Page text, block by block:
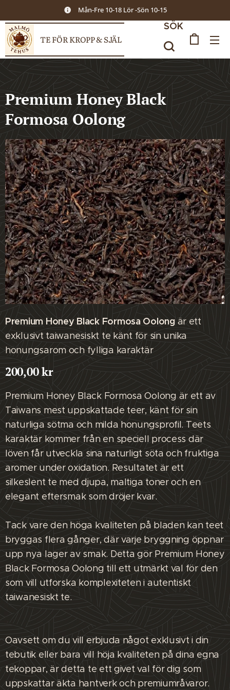
Mån-Fre 10-18 Lör -Sön 10-15
TE FÖR KROPP & SJÄL
SÖK
Premium Honey Black
Formosa Oolong
Premium Honey Black Formosa Oolongär ett
exklusivt taiwanesiskt te känt för sin unika
honungsarom och fylliga karaktär
200,00kr
Premium Honey Black Formosa Oolong är ett av
Taiwans mest uppskattade teer, känt för sin
naturliga sötma och milda honungsprofil. Teets
karaktär kommer från en speciell process där
löven får utveckla sina naturligt söta och fruktiga
aromer under oxidation. Resultatet är ett
silkeslent te med djupa, maltiga toner och en
elegant eftersmak som dröjer kvar.
Tack vare den höga kvaliteten på bladen kan teet
bryggas flera gånger, där varje bryggning öppnar
upp nya lager av smak. Detta gör Premium Honey
Black Formosa Oolong till ett utmärkt val för den
som vill utforska komplexiteten i autentiskt
taiwanesiskt te.
Oavsett om du vill erbjuda något exklusivt i din
tebutik eller bara vill höja kvaliteten på dina egna
tekoppar, är detta te ett givet val för dig som
uppskattar äkta hantverk och premiumråvaror.